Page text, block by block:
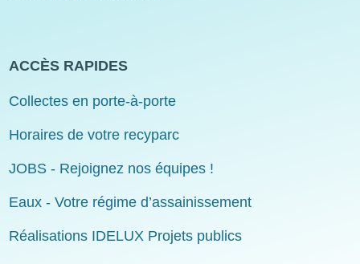
ACCÈS RAPIDES
Collectes en porte-à-porte
Horaires de votre recyparc
JOBS - Rejoignez nos équipes !
Eaux - Votre régime d’assainissement
Réalisations IDELUX Projets publics